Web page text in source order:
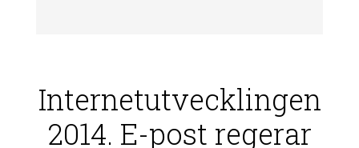
Internetutvecklingen
2014. E-post regerar